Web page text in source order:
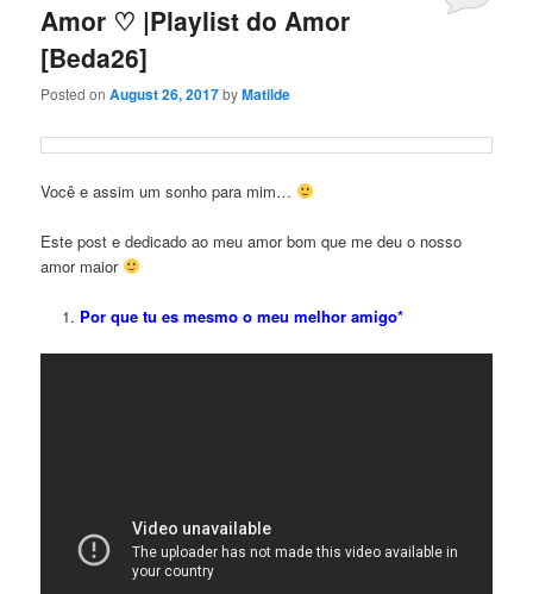
Amor ♡ |Playlist do Amor
[Beda26]
Posted onAugust 26, 2017byMatilde
Você e assim um sonho para mim…
Este post e dedicado ao meu amor bom que me deu o nosso
amor maior
Por que tu es mesmo o meu melhor amigo*